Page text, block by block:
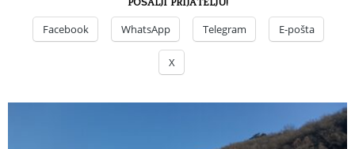
Facebook WhatsApp Telegram E-pošta
X